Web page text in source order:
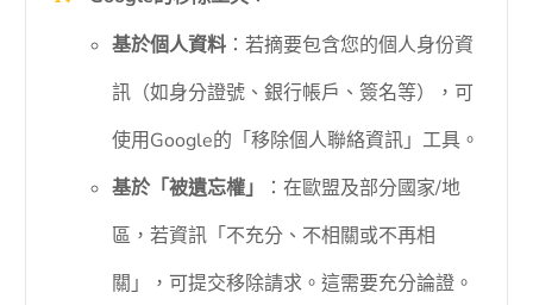
基於個人資料：若摘要包含您的個人身份資
訊（如身分證號、銀行帳戶、簽名等），可
使用Google的「移除個人聯絡資訊」工具。
基於「被遺忘權」
：在歐盟及部分國家/地
區，若資訊「不充分、不相關或不再相
關」，可提交移除請求。這需要充分論證。